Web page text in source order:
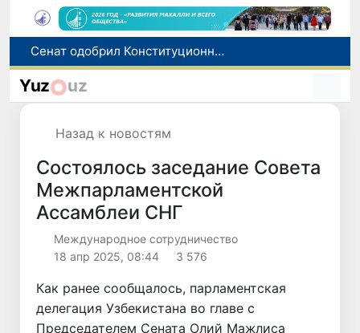
В Ташкенте задержали подозреваемых в распространении крупной партии наркотиков
В Узбекистане упростят назначение пенсий по инвалидности
Yuz uz
Назад к новостям
Состоялось заседание Совета
Межпарламентской
Ассамблеи СНГ
Международное сотрудничество
18 апр 2025, 08:44
3 576
Как ранее сообщалось, парламентская
делегация Узбекистана во главе с
Председателем Сената Олий Мажлиса